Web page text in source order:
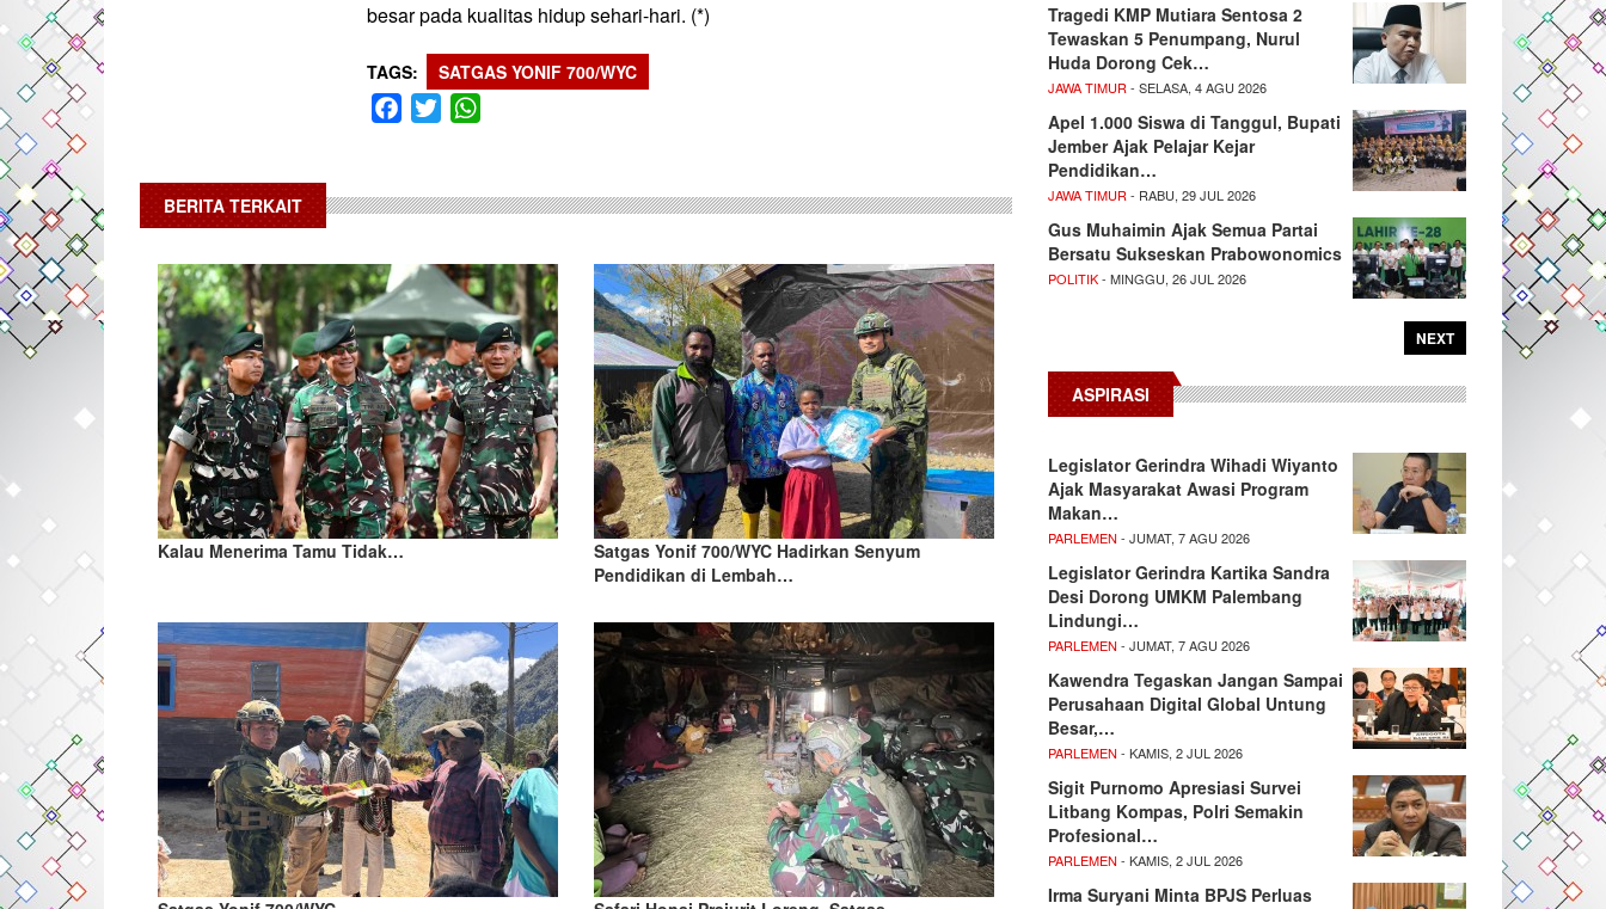
besar pada kualitas hidup sehari-hari. (*)
TAGS SATGAS YONIF 700/WYC
Facebook
Twitter
BERITA TERKAIT
Kalau Menerima Tamu Tidak…
Satgas Yonif 700/WYC Hadirkan Senyum
Pendidikan di Lembah…
Tragedi KMP Mutiara Sentosa 2
Tewaskan 5 Penumpang, Nurul
Huda Dorong Cek…
JAWA TIMUR - SELASA, 4 AGU 2026
Apel 1.000 Siswa di Tanggul, Bupati
Jember Ajak Pelajar Kejar
Pendidikan…
JAWA TIMUR - RABU, 29 JUL 2026
Gus Muhaimin Ajak Semua Partai
Bersatu Sukseskan Prabowonomics
POLITIK- MINGGU, 26 JUL 2026
NEXT
ASPIRASI
Legislator Gerindra Wihadi Wiyanto
Ajak Masyarakat Awasi Program
Makan…
PARLEMEN - JUMAT, 7 AGU 2026
Legislator Gerindra Kartika Sandra
Desi Dorong UMKM Palembang
Lindungi…
PARLEMEN - JUMAT, 7 AGU 2026
Kawendra Tegaskan Jangan Sampai
Perusahaan Digital Global Untung
Besar,…
PARLEMEN - KAMIS, 2 JUL 2026
Sigit Purnomo Apresiasi Survei
Litbang Kompas, Polri Semakin
Profesional…
PARLEMEN - KAMIS, 2 JUL 2026
Irma Suryani Minta BPJS Perluas